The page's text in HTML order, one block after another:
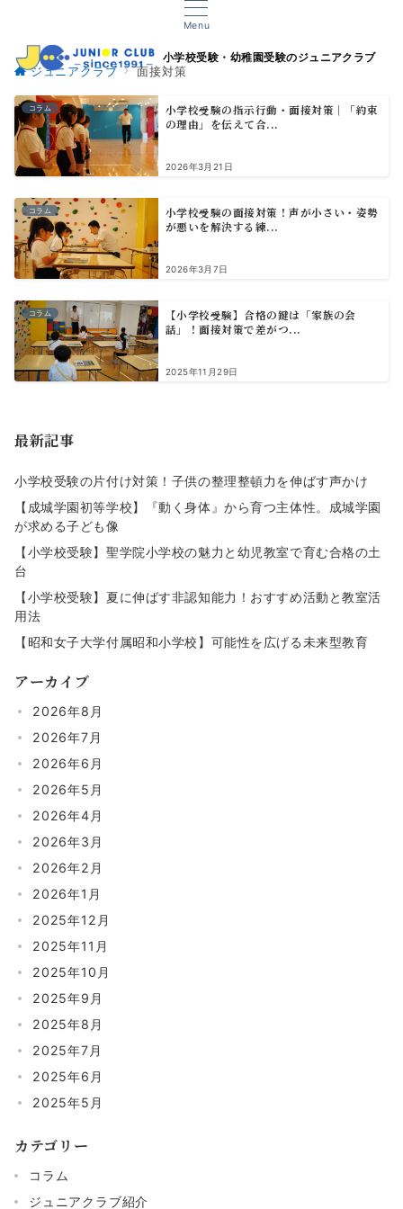
Menu
小学校受験・幼稚園受験のジュニアクラブ
ジュニアクラブ 面接対策
コラム
小学校受験の指示行動・面接対策｜「約束
の理由」を伝えて合...
2026年3月21日
コラム
小学校受験の面接対策！声が小さい・姿勢
が悪いを解決する練...
2026年3月7日
コラム
【小学校受験】合格の鍵は「家族の会
話」！面接対策で差がつ...
2025年11月29日
最新記事
小学校受験の片付け対策！子供の整理整頓力を伸ばす声かけ
【成城学園初等学校】『動く身体』から育つ主体性。成城学園
が求める子ども像
【小学校受験】聖学院小学校の魅力と幼児教室で育む合格の土
台
【小学校受験】夏に伸ばす非認知能力！おすすめ活動と教室活
用法
【昭和女子大学付属昭和小学校】可能性を広げる未来型教育
アーカイブ
2026年8月
2026年7月
2026年6月
2026年5月
2026年4月
2026年3月
2026年2月
2026年1月
2025年12月
2025年11月
2025年10月
2025年9月
2025年8月
2025年7月
2025年6月
2025年5月
カテゴリー
コラム
ジュニアクラブ紹介